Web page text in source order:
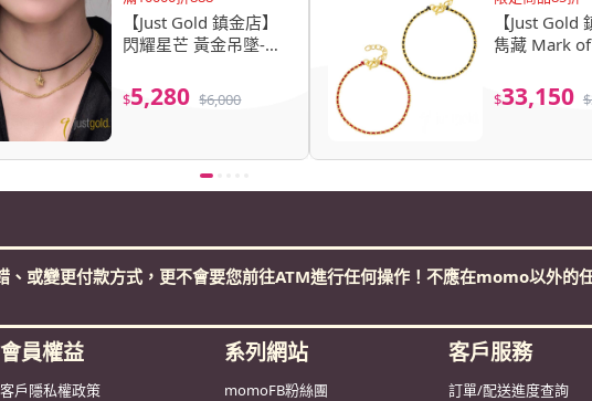
【Just Gold 鎮金店】
閃耀星芒 黃金吊墜-不
$5,280 $6,000
【Just Gold
雋藏 Mark of
$33,150 $
或變更付款方式，更不會要您前往ATM進行任何操作！不應在momo以外的
會員權益
客戶隱私權政策
系列網站
momoFB粉絲團
客戶服務
訂單/配送進度查詢